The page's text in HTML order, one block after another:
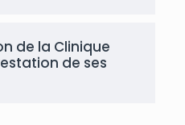
de la Clinique
de ses